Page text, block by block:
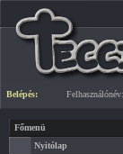
Belépés: Felhasználónév:
Főmenü
Nyitólap